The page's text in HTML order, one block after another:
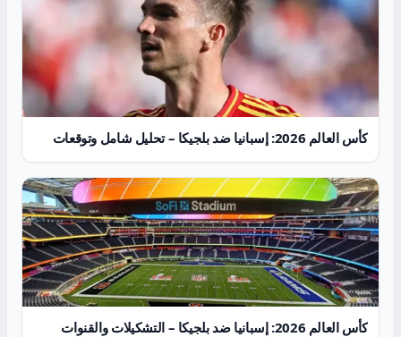
كأس العالم 2026: إسبانيا ضد بلجيكا – تحليل شامل وتوقعات
كأس العالم 2026: إسبانيا ضد بلجيكا – التشكيلات والقنوات